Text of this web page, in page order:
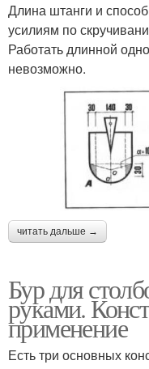
Длина штанги и
усилиям по
Работать длинной
невозможно.
читать дальше →
Бур для
руками.
применение
Есть три основных